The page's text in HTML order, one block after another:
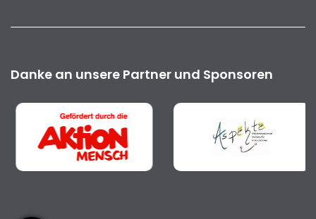
Danke an unsere Partner und Sponsoren